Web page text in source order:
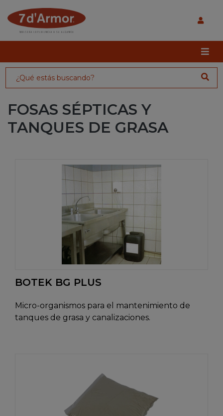
FOSAS SÉPTICAS Y
TANQUES DE GRASA
BOTEK BG PLUS
Micro-organismos para el mantenimiento de
tanques de grasa y canalizaciones.